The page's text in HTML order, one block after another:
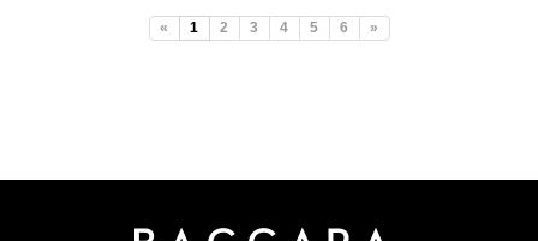
« 1 2 3 4 5 6 »